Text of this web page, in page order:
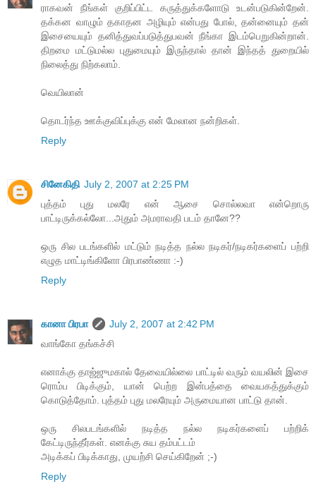
ராகவன் நீங்கள் குறிப்பிட்ட கருத்துக்களோடு உடன்படுகின்றேன்.
தக்கன வாழும் தகாதன அழியும் என்பது போல், தன்னையும் தன்
இசையையும் தனித்துவப்படுத்துபவன் நீங்கா இடம்பெறுகின்றான்.
திறமை மட்டுமல்ல புதுமையும் இருந்தால் தான் இந்தத் துறையில்
நிலைத்து நிற்கலாம்.
வெயிலான்
தொடர்ந்த ஊக்குவிப்புக்கு என் மேலான நன்றிகள்.
Reply
சினேகிதி July 2, 2007 at 2:25 PM
புத்தம் புது மலரே என் ஆசை சொல்லவா என்றொரு
பாட்டிருக்கல்லோ...அதும் அமராவதி படம் தானே??
ஒரு சில படங்களில் மட்டும் நடித்த நல்ல நடிகர்/நடிகர்களைப் பற்றி
எழுத மாட்டிங்கிளோ பிரபாண்ணா :-)
Reply
கானா பிரபா
July 2, 2007 at 2:42 PM
வாங்கோ தங்கச்சி
எனாக்கு தாஜ்ஜுமகால் தேவையில்லை பாட்டில் வரும் வயலின் இசை
ரொம்ப பிடிக்கும், யான் பெற்ற இன்பத்தை வையகத்துக்கும்
கொடுத்தோம். புத்தம் புது மலரேயும் அருமையான பாட்டு தான்.
ஒரு சிலபடங்களில் நடித்த நல்ல நடிகர்களைப் பற்றிக்
கேட்டிருந்தீர்கள். எனக்கு சுய தம்பட்டம்
அடிக்கப் பிடிக்காது, முயற்சி செய்கிறேன் ;-)
Reply